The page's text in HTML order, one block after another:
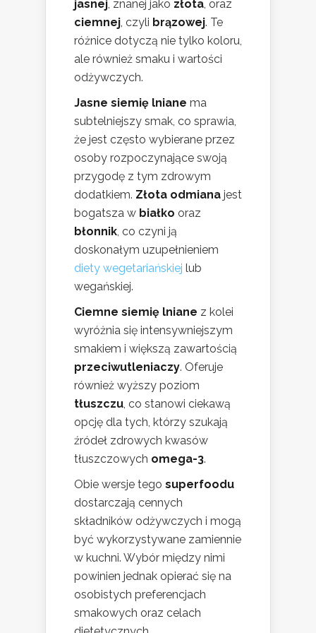
jasnej, znanej jako złota, oraz
ciemnej, czyli brązowej. Te
różnice dotyczą nie tylko koloru,
ale również smaku i wartości
odżywczych.
Jasne siemię lniane ma
subtelniejszy smak, co sprawia,
że jest często wybierane przez
osoby rozpoczynające swoją
przygodę z tym zdrowym
dodatkiem. Złota odmiana jest
bogatsza w białko oraz
błonnik, co czyni ją
doskonałym uzupełnieniem
diety wegetariańskiej lub
wegańskiej.
Ciemne siemię lniane z kolei
wyróżnia się intensywniejszym
smakiem i większą zawartością
przeciwutleniaczy. Oferuje
również wyższy poziom
tłuszczu, co stanowi ciekawą
opcję dla tych, którzy szukają
źródeł zdrowych kwasów
tłuszczowych omega-3.
Obie wersje tego superfoodu
dostarczają cennych
składników odżywczych i mogą
być wykorzystywane zamiennie
w kuchni. Wybór między nimi
powinien jednak opierać się na
osobistych preferencjach
smakowych oraz celach